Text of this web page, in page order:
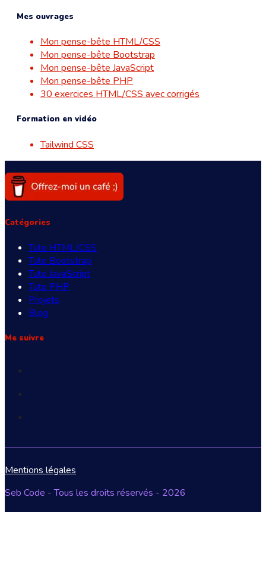
Mes ouvrages
Mon pense-bête HTML/CSS
Mon pense-bête Bootstrap
Mon pense-bête JavaScript
Mon pense-bête PHP
30 exercices HTML/CSS avec corrigés
Formation en vidéo
Tailwind CSS
Catégories
Tuto HTML/CSS
Tuto Bootstrap
Tuto JavaScript
Tuto PHP
Projets
Blog
Me suivre
Mentions légales
Seb Code - Tous les droits réservés - 2026